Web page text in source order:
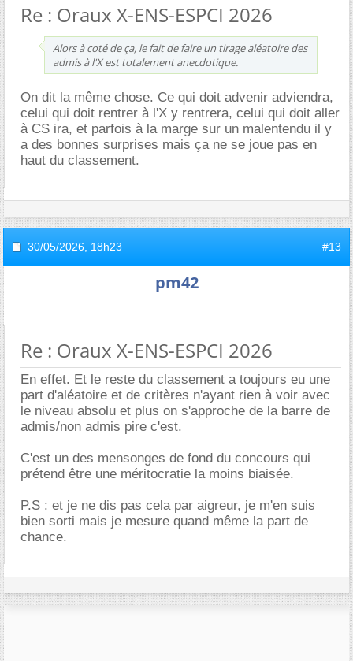
Re : Oraux X-ENS-ESPCI 2026
Alors à coté de ça, le fait de faire un tirage aléatoire des
admis à l'X est totalement anecdotique.
On dit la même chose. Ce qui doit advenir adviendra,
celui qui doit rentrer à l'X y rentrera, celui qui doit aller
à CS ira, et parfois à la marge sur un malentendu il y
a des bonnes surprises mais ça ne se joue pas en
haut du classement.
30/05/2026, 18h23 #13
pm42
Re : Oraux X-ENS-ESPCI 2026
En effet. Et le reste du classement a toujours eu une
part d'aléatoire et de critères n'ayant rien à voir avec
le niveau absolu et plus on s'approche de la barre de
admis/non admis pire c'est.
C'est un des mensonges de fond du concours qui
prétend être une méritocratie la moins biaisée.
P.S : et je ne dis pas cela par aigreur, je m'en suis
bien sorti mais je mesure quand même la part de
chance.